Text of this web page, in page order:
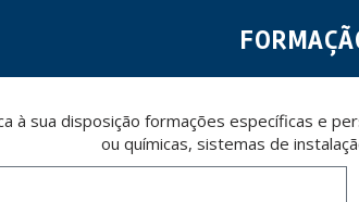
à sua disposição formações específicas e
ou químicas, sistemas de